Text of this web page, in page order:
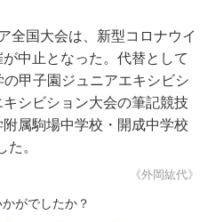
全国大会は、新型コロナウイ
中止となった。代替として
甲子園ジュニアエキシビシ
シビション大会の筆記競技
属駒場中学校・開成中学校
。
《外岡紘代》
がでしたか？